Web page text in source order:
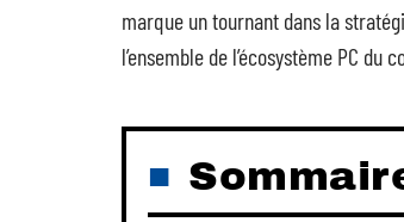
marque un tournant dans la
l’ensemble de l’écosystème PC